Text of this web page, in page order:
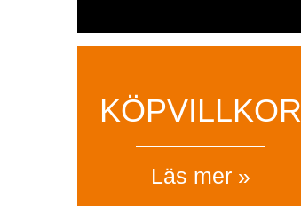
KÖPVILLKOR
Läs mer »